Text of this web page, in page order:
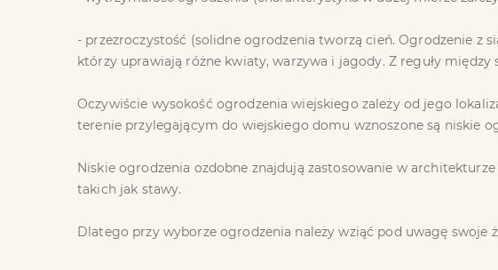
- przezroczystość (solidne ogrodzenia tworzą cień. Ogrodzenie z
którzy uprawiają różne kwiaty, warzywa i jagody. Z reguły
Oczywiście wysokość ogrodzenia wiejskiego zależy od jego
terenie przylegającym do wiejskiego domu wznoszone są niskie
Niskie ogrodzenia ozdobne znajdują zastosowanie w
takich jak stawy.
Dlatego przy wyborze ogrodzenia należy wziąć pod uwagę swoje